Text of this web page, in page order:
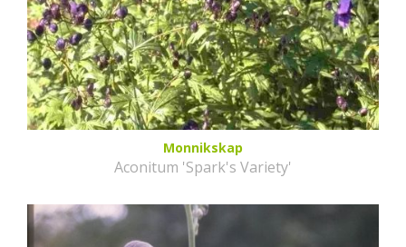
Monnikskap
Aconitum 'Spark's Variety'